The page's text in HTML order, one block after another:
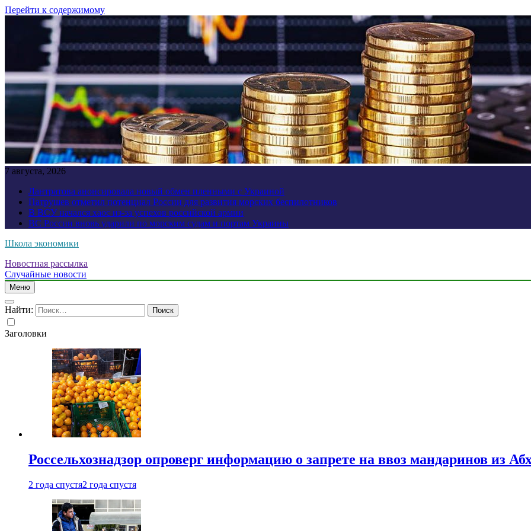
Перейти к содержимому
7 августа, 2026
Лантратова анонсировала новый обмен пленными с Украиной
Патрушев отметил потенциал России для развития морских беспилотников
В ВСУ начался хаос из-за успехов российской армии
ВС России вновь ударили по морским судам и портам Украины
Школа экономики
Новостная рассылка
Случайные новости
Меню
Найти:
Заголовки
Россельхознадзор опроверг информацию о запрете на ввоз мандаринов из
2 года спустя2 года спустя